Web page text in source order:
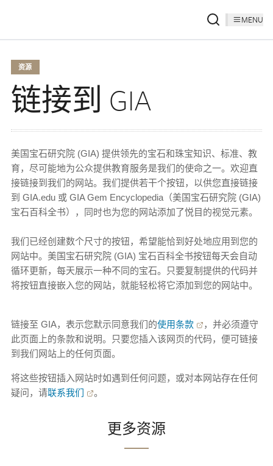
MENU
资源
链接到 GIA
美国宝石研究院 (GIA) 提供领先的宝石和珠宝知识、标准、教
育，尽可能地为公众提供教育服务是我们的使命之一。欢迎直
接链接到我们的网站。我们提供若干个按钮，以供您直接链接
到 GIA.edu 或 GIA Gem Encyclopedia（美国宝石研究院 (GIA)
宝石百科全书），同时也为您的网站添加了悦目的视觉元素。
我们已经创建数个尺寸的按钮，希望能恰到好处地应用到您的
网站中。美国宝石研究院 (GIA) 宝石百科全书按钮每天会自动
循环更新，每天展示一种不同的宝石。只要复制提供的代码并
将按钮直接嵌入您的网站，就能轻松将它添加到您的网站中。
链接至 GIA，表示您默示同意我们的使用条款
，并必须遵守
此页面上的条款和说明。只要您插入该网页的代码，便可链接
到我们网站上的任何页面。
将这些按钮插入网站时如遇到任何问题，或对本网站存在任何
疑问，请联系我们 。
更多资源